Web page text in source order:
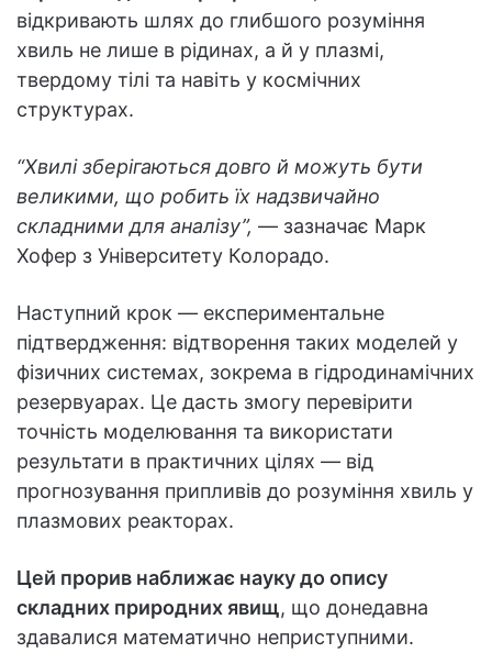
відкривають шлях до глибшого розуміння
хвиль не лише в рідинах, а й у плазмі,
твердому тілі та навіть у космічних
структурах.
“Хвилі зберігаються довго й можуть бути
великими, що робить їх надзвичайно
складними для аналізу”, — зазначає Марк
Хофер з Університету Колорадо.
Наступний крок — експериментальне
підтвердження: відтворення таких моделей у
фізичних системах, зокрема в гідродинамічних
резервуарах. Це дасть змогу перевірити
точність моделювання та використати
результати в практичних цілях — від
прогнозування припливів до розуміння хвиль у
плазмових реакторах.
Цей прорив наближає науку до опису
складних природних явищ, що донедавна
здавалися математично неприступними.